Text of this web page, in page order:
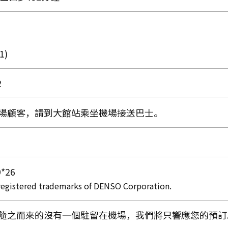
顧客，請到大館站乘坐機場接送巴士。
trademarks of DENSO Corporation.
之而來的沒有一個駐留在機場，我們將只響應您的預